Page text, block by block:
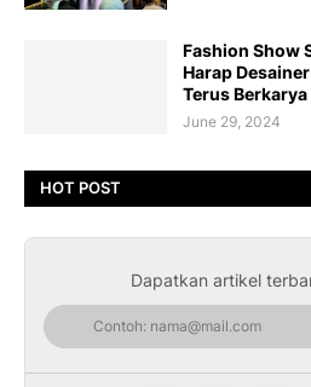
Fashion Show
Harap
Terus Berkarya
June 29, 2024
HOT POST
Dapatkan artikel